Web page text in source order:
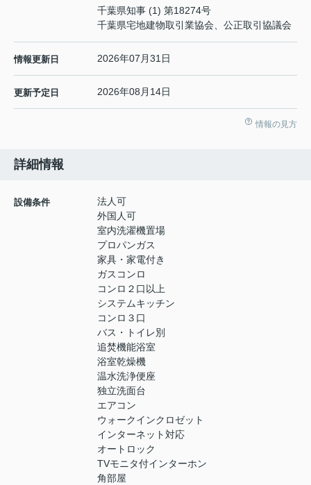
千葉県知事 (1) 第18274号
千葉県宅地建物取引業協会、公正取引協議会
情報更新日 2026年07月31日
更新予定日 2026年08月14日
情報の見方
詳細情報
設備条件
法人可
外国人可
室内洗濯機置場
プロパンガス
家具・家電付き
ガスコンロ
コンロ２口以上
システムキッチン
コンロ３口
バス・トイレ別
追焚機能浴室
浴室乾燥機
温水洗浄便座
独立洗面台
エアコン
ウォークインクロゼット
インターネット対応
オートロック
TVモニタ付インターホン
角部屋